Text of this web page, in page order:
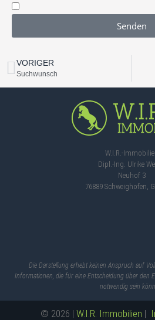
Senden
VORIGER
Suchwunsch
W.I.R.-
Dipl.-Ing. Ulrike
Neuhof 3
76889 Schweighofen,
Die Darstellung erhebt keinen Anspruch auf
Informationen, die für eine Entscheidung über den
notwendig sein
© 2026 | W.I.R. Immobilien |